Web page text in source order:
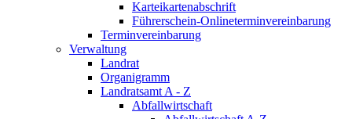
Karteikartenabschrift
Führerschein-Onlineterminvereinbarung
Terminvereinbarung
Verwaltung
Landrat
Organigramm
Landratsamt A - Z
Abfallwirtschaft